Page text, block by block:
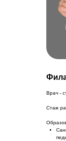
Врач -
Стаж